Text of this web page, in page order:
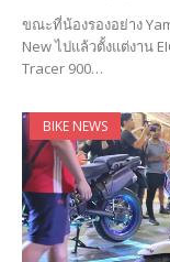
ขณะที่น้องรองอย่าง
New ไปแล้วตั้งแต่งาน
Tracer 900…
BIKE NEWS